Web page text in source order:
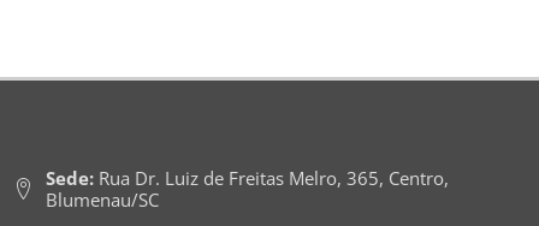
Sede:Rua Dr. Luiz de Freitas Melro, 365, Centro,
Blumenau/SC